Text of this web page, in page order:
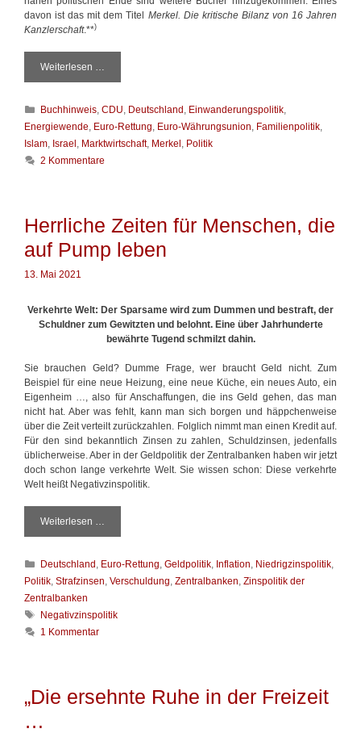
davon ist das mit dem Titel Merkel. Die kritische Bilanz von 16 Jahren
Kanzlerschaft.**)
Weiterlesen …
e
k
e
l
a
e
m
G
w
i
s
s
e
n
K
a
g
e
Buchhinweis,CDU, Deutschland , Einwanderungspolitik,
Energiewende, Euro-Rettung, Euro-Währungsunion, Familienpolitik,
Islam, Israel , Marktwirtschaft, Merkel , Politik
2 Kommentare
Herrliche Zeiten für Menschen, die
auf Pump leben
13. Mai 2021
Verkehrte Welt: Der Sparsame wird zum Dummen und bestraft, der
Schuldner zum Gewitzten und belohnt. Eine über Jahrhunderte
bewährte Tugend schmilzt dahin.
Sie brauchen Geld? Dumme Frage, wer braucht Geld nicht. Zum
Beispiel für eine neue Heizung, eine neue Küche, ein neues Auto, ein
Eigenheim …, also für Anschaffungen, die ins Geld gehen, das man
nicht hat. Aber was fehlt, kann man sich borgen und häppchenweise
über die Zeit verteilt zurückzahlen. Folglich nimmt man einen Kredit auf.
Für den sind bekanntlich Zinsen zu zahlen, Schuldzinsen, jedenfalls
üblicherweise. Aber in der Geldpolitik der Zentralbanken haben wir jetzt
doch schon lange verkehrte Welt. Sie wissen schon: Diese verkehrte
Welt heißt Negativzinspolitik.
Weiterlesen …
e
r
c
t
K
a
t
g
o
n
Deutschland , Euro-Rettung,Geldpolitik, Inflation, Niedrigzinspolitik,
Politik, Strafzinsen, Verschuldung, Zentralbanken, Zinspolitik der
Zentralbanken
S
c
g
w
r
Negativzinspolitik
1 Kommentar
„Die ersehnte Ruhe in der Freizeit
…